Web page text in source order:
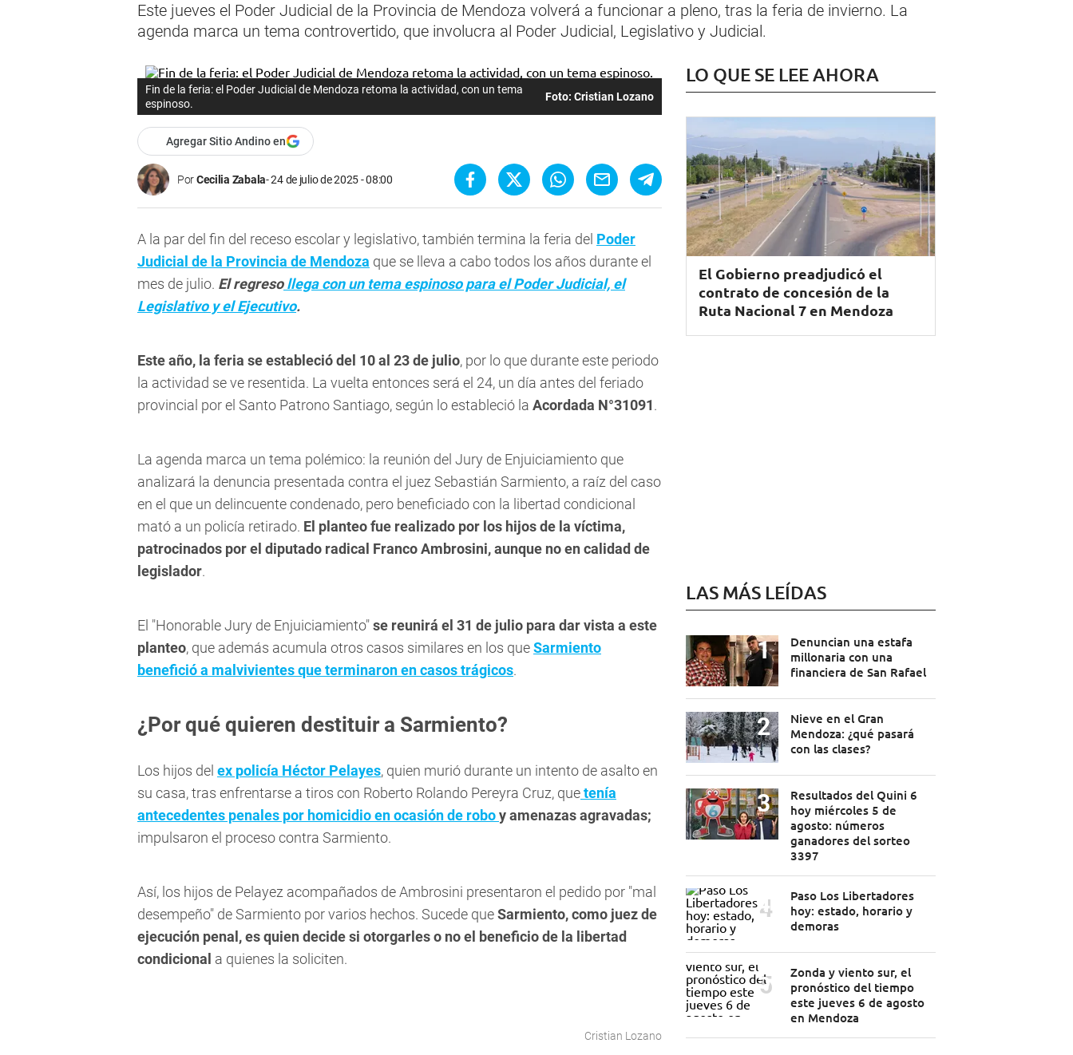
Este jueves el Poder Judicial de la Provincia de Mendoza volverá a funcionar a pleno, tras la feria de invierno. La
agenda marca un tema controvertido, que involucra al Poder Judicial, Legislativo y Judicial.
Fin de la feria: el Poder Judicial de Mendoza retoma la actividad, con un tema
espinoso.
Foto: Cristian Lozano
Agregar Sitio Andino en
PorCecilia Zabala 24 de julio de 2025 - 08:00
A la par del fin del receso escolar y legislativo, también termina la feria del Poder
Judicial de la Provincia de Mendoza que se lleva a cabo todos los años durante el
mes de julio. El regresollega con un tema espinoso para el Poder Judicial, el
Legislativo y el Ejecutivo.
Este año, la feria se estableció del 10 al 23 de julio, por lo que durante este periodo
la actividad se ve resentida. La vuelta entonces será el 24, un día antes del feriado
provincial por el Santo Patrono Santiago, según lo estableció la Acordada N°31091.
La agenda marca un tema polémico: la reunión del Jury de Enjuiciamiento que
analizará la denuncia presentada contra el juez Sebastián Sarmiento, a raíz del caso
en el que un delincuente condenado, pero beneficiado con la libertad condicional
mató a un policía retirado. El planteo fue realizado por los hijos de la víctima,
patrocinados por el diputado radical Franco Ambrosini, aunque no en calidad de
legislador.
El "Honorable Jury de Enjuiciamiento"se reunirá el 31 de julio para dar vista a este
planteo, que además acumula otros casos similares en los queSarmiento
benefició a malvivientes que terminaron en casos trágicos.
¿Por qué quieren destituir a Sarmiento?
Los hijos del ex policía Héctor Pelayes, quien murió durante un intento de asalto en
su casa, tras enfrentarse a tiros con Roberto Rolando Pereyra Cruz, quetenía
antecedentes penales por homicidio en ocasión de roboy amenazas agravadas;
impulsaron el proceso contra Sarmiento.
Así, los hijos de Pelayez acompañados de Ambrosini presentaron el pedido por "mal
desempeño" de Sarmiento por varios hechos. Sucede queSarmiento, como juez de
ejecución penal, es quien decide si otorgarles o no el beneficio de la libertad
condicional a quienes la soliciten.
Cristian Lozano
LO QUE SE LEE AHORA
El Gobierno preadjudicó el
contrato de concesión de la
Ruta Nacional 7 en Mendoza
LAS MÁS LEÍDAS
Denuncian una estafa
millonaria con una
financiera de San Rafael
Nieve en el Gran
Mendoza: ¿qué pasará
con las clases?
Resultados del Quini 6
hoy miércoles 5 de
agosto: números
ganadores del sorteo
3397
Paso Los Libertadores
hoy: estado, horario y
demoras
Zonda y viento sur, el
pronóstico del tiempo
este jueves 6 de agosto
en Mendoza